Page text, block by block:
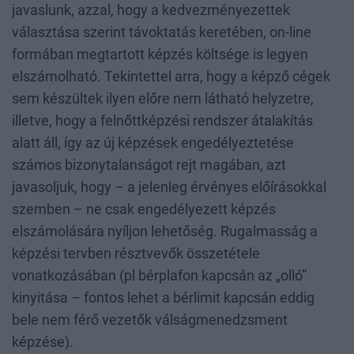
javaslunk, azzal, hogy a kedvezményezettek
választása szerint távoktatás keretében, on-line
formában megtartott képzés költsége is legyen
elszámolható. Tekintettel arra, hogy a képző cégek
sem készültek ilyen előre nem látható helyzetre,
illetve, hogy a felnőttképzési rendszer átalakítás
alatt áll, így az új képzések engedélyeztetése
számos bizonytalanságot rejt magában, azt
javasoljuk, hogy – a jelenleg érvényes előírásokkal
szemben – ne csak engedélyezett képzés
elszámolására nyíljon lehetőség. Rugalmasság a
képzési tervben résztvevők összetétele
vonatkozásában (pl bérplafon kapcsán az „olló”
kinyitása – fontos lehet a bérlimit kapcsán eddig
bele nem férő vezetők válságmenedzsment
képzése).